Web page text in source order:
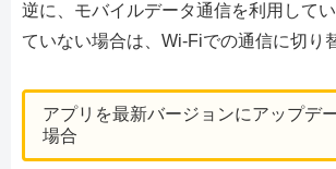
逆に、モバイルデータ通信を利用して
ていない場合は、Wi-Fiでの通信に切り
アプリを最新バージョンにアップデ
場合